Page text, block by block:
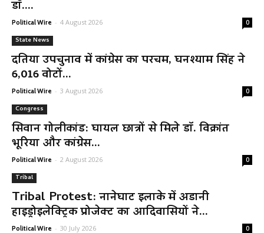
डॉ....
Political Wire - 4 August 2026 0
State News
दतिया उपचुनाव में कांग्रेस का परचम, घनश्याम सिंह ने
6,016 वोटों...
Political Wire - 3 August 2026 0
Congress
सिवान गोलीकांड: घायल छात्रों से मिले डॉ. विक्रांत
भूरिया और कांग्रेस...
Political Wire - 2 August 2026 0
Tribal
Tribal Protest: नानेघाट इलाके में अडानी
हाइड्रोइलेक्ट्रिक प्रोजेक्ट का आदिवासियों ने...
Political Wire - 30 July 2026 0